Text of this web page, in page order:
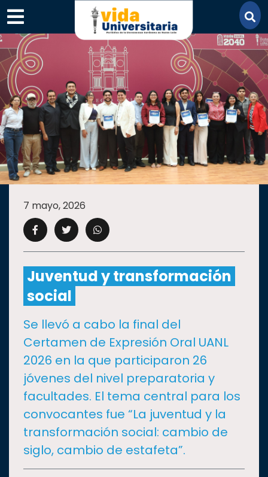
×
SECCIONES
ACADEMIA
CAMPUS UANL
CULTURA
DEPORTES
I+D+IEXPERTOS
SALUD
SUSTENTABILIDAD
7 mayo, 2026
Juventud y transformación
social
Se llevó a cabo la final del
Certamen de Expresión Oral UANL
2026 en la que participaron 26
jóvenes del nivel preparatoria y
facultades. El tema central para los
convocantes fue “La juventud y la
transformación social: cambio de
siglo, cambio de estafeta”.